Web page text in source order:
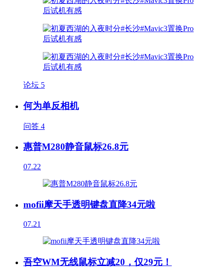
论坛 5
何为单反相机
问答 4
惠普M280静音鼠标26.8元
07.22
mofii摩天手透明键盘直降34元啦
07.21
吾空WM无线鼠标立减20，仅29元！